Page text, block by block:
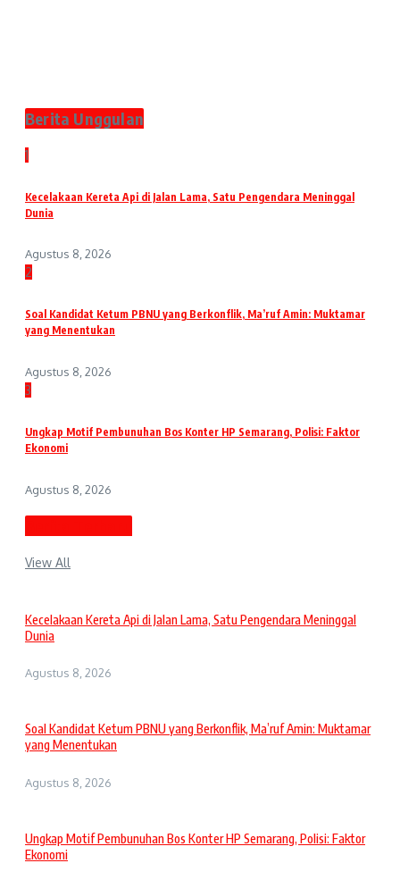
Berita Unggulan
1
Kecelakaan Kereta Api di Jalan Lama, Satu Pengendara Meninggal
Dunia
Agustus 8, 2026
2
Soal Kandidat Ketum PBNU yang Berkonflik, Ma’ruf Amin: Muktamar
yang Menentukan
Agustus 8, 2026
3
Ungkap Motif Pembunuhan Bos Konter HP Semarang, Polisi: Faktor
Ekonomi
Agustus 8, 2026
View All
Kecelakaan Kereta Api di Jalan Lama, Satu Pengendara Meninggal
Dunia
Agustus 8, 2026
Soal Kandidat Ketum PBNU yang Berkonflik, Ma’ruf Amin: Muktamar
yang Menentukan
Agustus 8, 2026
Ungkap Motif Pembunuhan Bos Konter HP Semarang, Polisi: Faktor
Ekonomi